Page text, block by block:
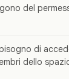
del
di
dello